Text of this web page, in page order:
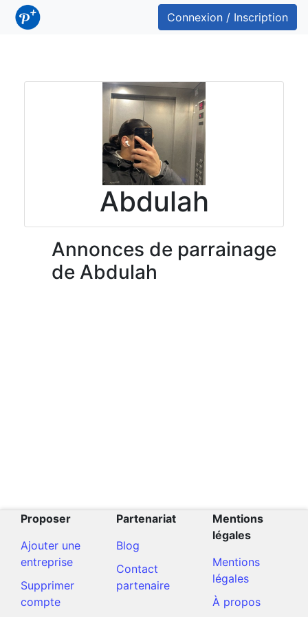
Connexion / Inscription
Abdulah
Annonces de parrainage
de Abdulah
Proposer
Ajouter une
entreprise
Supprimer
compte
Partenariat
Blog
Contact
partenaire
Mentions
légales
Mentions
légales
À propos